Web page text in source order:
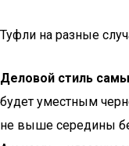
Туфли на разные
Деловой стиль
будет уместным
не выше середины